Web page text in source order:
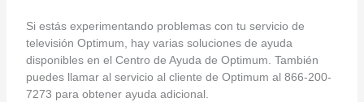
Si estás experimentando problemas con tu servicio de
televisión Optimum, hay varias soluciones de ayuda
disponibles en el Centro de Ayuda de Optimum. También
puedes llamar al servicio al cliente de Optimum al 866-200-
7273 para obtener ayuda adicional.